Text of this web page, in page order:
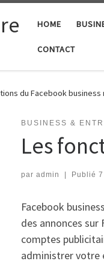
HOME
CONTACT
du Facebook business
BUSINESS &
Les
par admin Publié
Facebook
des annonces sur
comptes
administrer votre